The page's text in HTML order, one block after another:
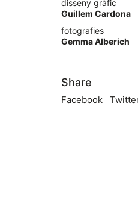
disseny gràfic
Guillem Cardona
fotografies
Gemma Alberich
Share
Facebook